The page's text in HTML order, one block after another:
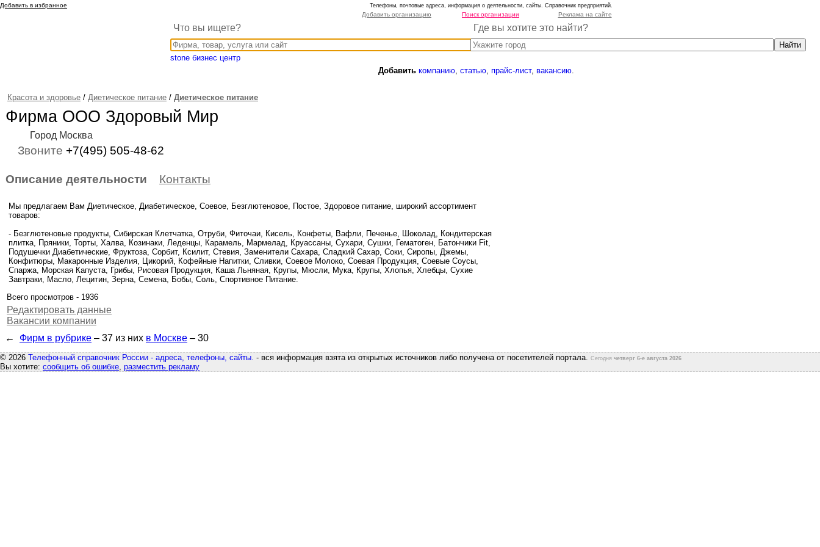
Добавить в избранное Телефоны, почтовые адреса, информация о деятельности, сайты. Справочник предприятий.
Добавить организацию Поиск организации Реклама на сайте
Что вы ищете? Где вы хотите это найти?
stone бизнес центр
Добавить компанию, статью, прайс-лист, вакансию.
Красота и здоровье / Диетическое питание / Диетическое питание
Фирма ООО Здоровый Мир
Город Москва
Звоните +7(495) 505-48-62
Описание деятельности Контакты
Мы предлагаем Вам Диетическое, Диабетическое, Соевое, Безглютеновое, Постое, Здоровое питание, широкий ассортимент
товаров:
- Безглютеновые продукты, Сибирская Клетчатка, Отруби, Фиточаи, Кисель, Конфеты, Вафли, Печенье, Шоколад, Кондитерская
плитка, Пряники, Торты, Халва, Козинаки, Леденцы, Карамель, Мармелад, Круассаны, Сухари, Сушки, Гематоген, Батончики Fit,
Подушечки Диабетические, Фруктоза, Сорбит, Ксилит, Стевия, Заменители Сахара, Сладкий Сахар, Соки, Сиропы, Джемы,
Конфитюры, Макаронные Изделия, Цикорий, Кофейные Напитки, Сливки, Соевое Молоко, Соевая Продукция, Соевые Соусы,
Спаржа, Морская Капуста, Грибы, Рисовая Продукция, Каша Льняная, Крупы, Мюсли, Мука, Крупы, Хлопья, Хлебцы, Сухие
Завтраки, Масло, Лецитин, Зерна, Семена, Бобы, Соль, Спортивное Питание.
Всего просмотров - 1936
Редактировать данные
Вакансии компании
← Фирм в рубрике – 37 из них в Москве – 30
© 2026 Телефонный справочник России - адреса, телефоны, сайты. - вся информация взята из открытых источников либо получена от посетителей портала. Сегодня четверг 6-е августа 2026
Вы хотите: сообщить об ошибке, разместить рекламу